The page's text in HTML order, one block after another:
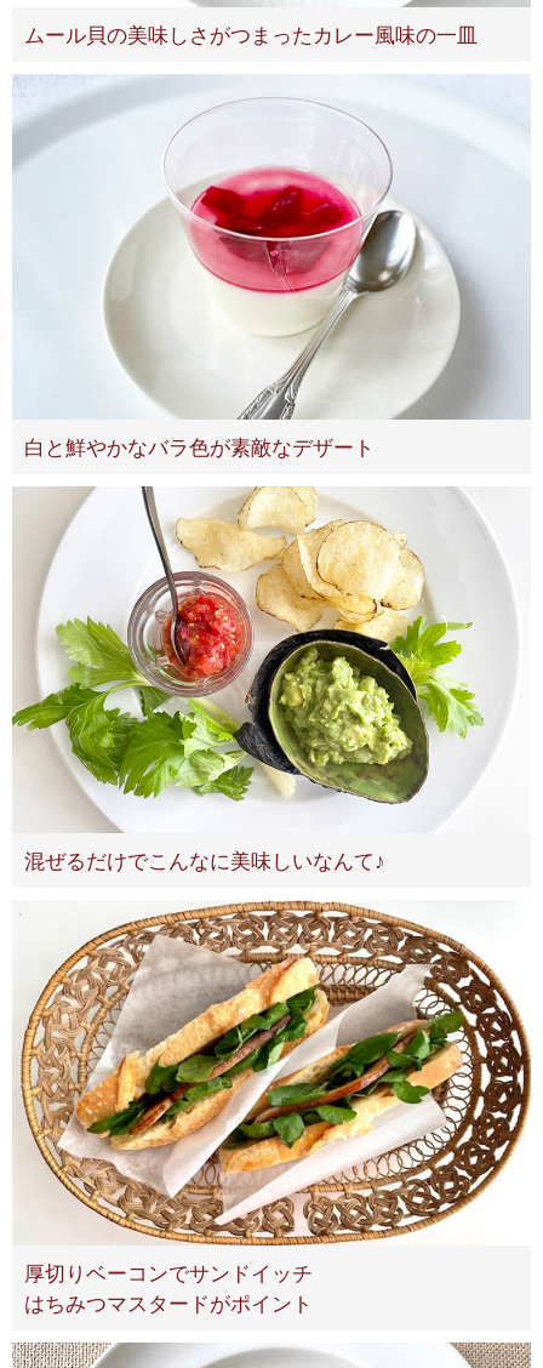
ムール貝の美味しさがつまったカレー風味の一皿
白と鮮やかなバラ色が素敵なデザート
混ぜるだけでこんなに美味しいなんて♪
厚切りベーコンでサンドイッチ
はちみつマスタードがポイント